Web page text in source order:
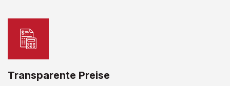
Transparente Preise